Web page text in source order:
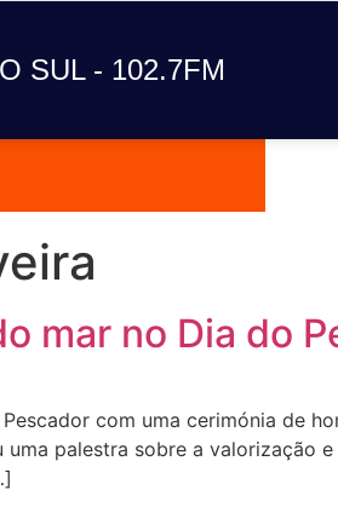
SUL - 102.7FM
NO SUL
mar no Dia do
com uma cerimónia de
palestra sobre a valorização